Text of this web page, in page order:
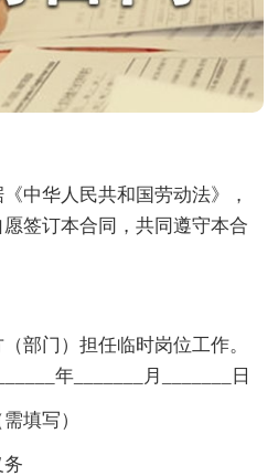
华人民共和国劳动法》，
签订本合同，共同遵守本合
门）担任临时岗位工作。
年_______月_______日
填写）